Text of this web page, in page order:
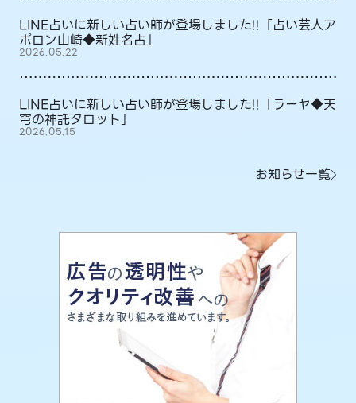
LINE占いに新しい占い師が登場しました!!「占い芸人ア
ポロン山崎◆新姓名占」
2026.05.22
LINE占いに新しい占い師が登場しました!!「ラーヤ◆天
穹の神託タロット」
2026.05.15
お知らせ一覧